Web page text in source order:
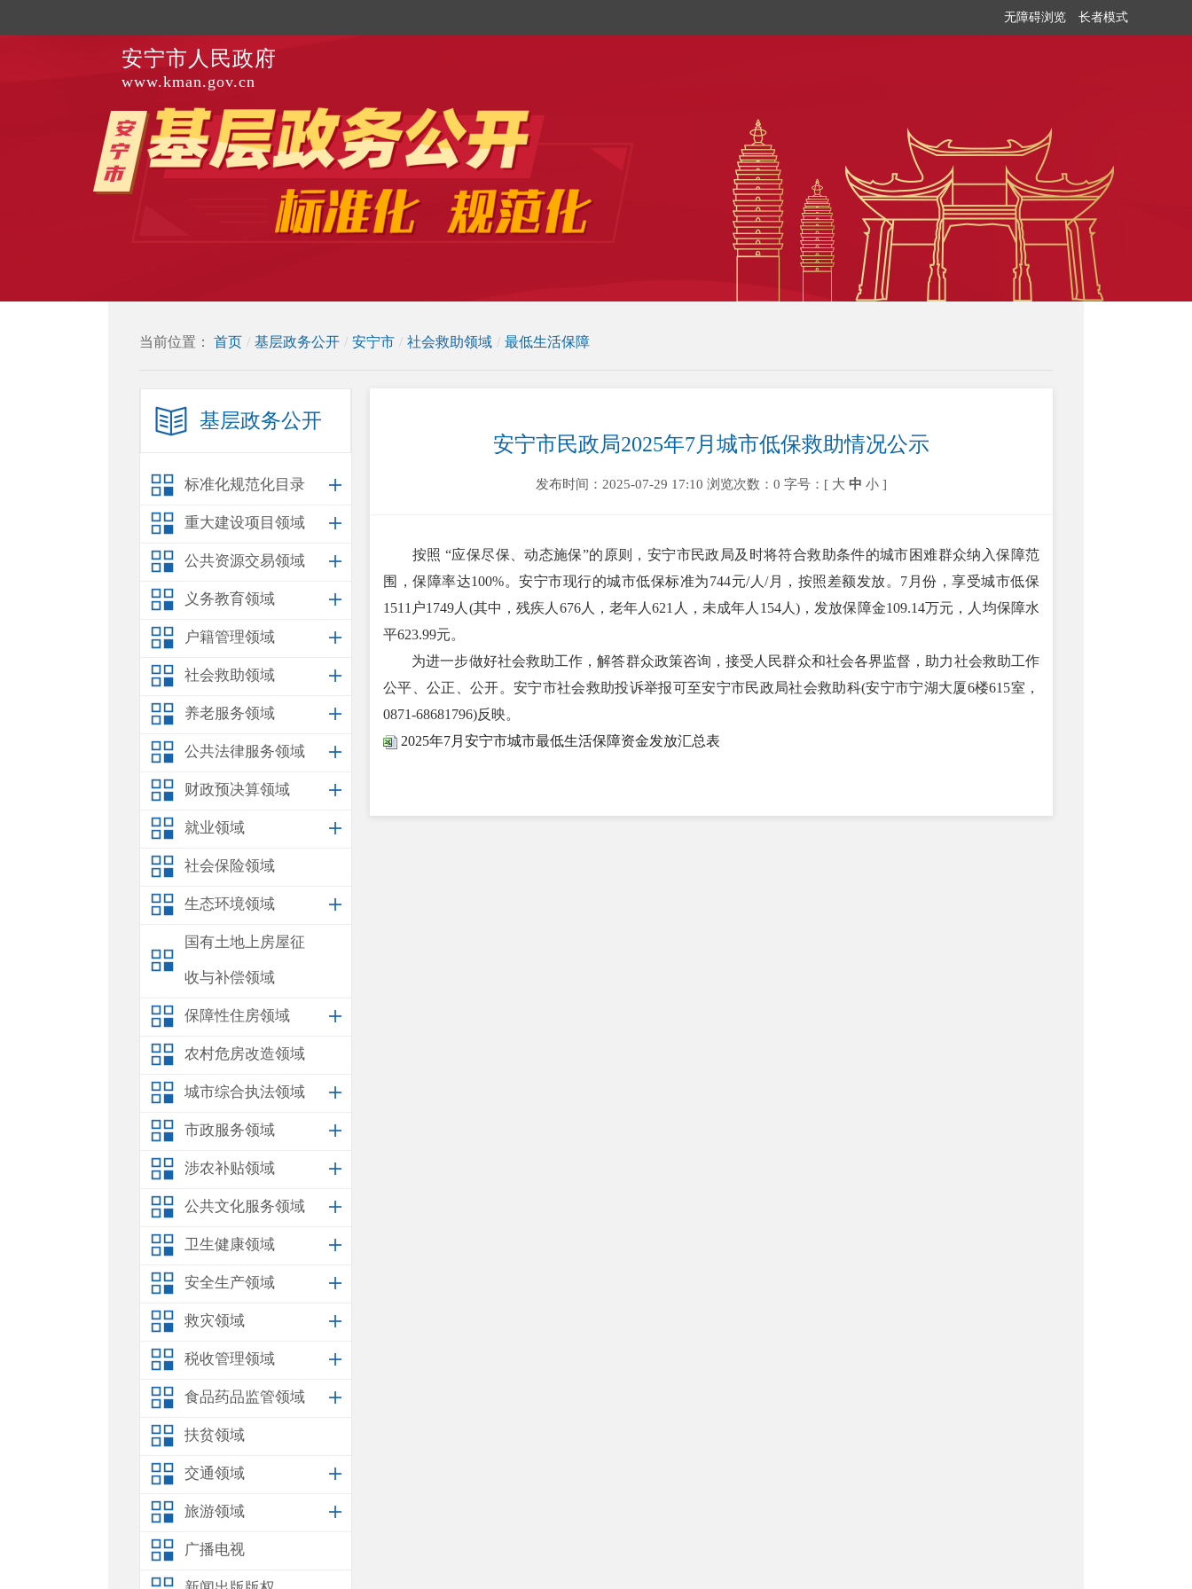
无障碍浏览 长者模式
安宁市人民政府
www.kman.gov.cn
当前位置： 首页 / 基层政务公开 / 安宁市 / 社会救助领域 / 最低生活保障
基层政务公开
标准化规范化目录
重大建设项目领域
公共资源交易领域
义务教育领域
户籍管理领域
社会救助领域
养老服务领域
公共法律服务领域
财政预决算领域
就业领域
社会保险领域
生态环境领域
国有土地上房屋征
收与补偿领域
保障性住房领域
农村危房改造领域
城市综合执法领域
市政服务领域
涉农补贴领域
公共文化服务领域
卫生健康领域
安全生产领域
救灾领域
税收管理领域
食品药品监管领域
扶贫领域
交通领域
旅游领域
广播电视
安宁市民政局2025年7月城市低保救助情况公示
发布时间：2025-07-29 17:10 浏览次数：0 字号：[ 大 中 小 ]
按照 “应保尽保、动态施保”的原则，安宁市民政局及时将符合救助条件的城市困难群众纳入保障范
围，保障率达100%。安宁市现行的城市低保标准为744元/人/月，按照差额发放。7月份，享受城市低保
1511户1749人(其中，残疾人676人，老年人621人，未成年人154人)，发放保障金109.14万元，人均保障水
平623.99元。
为进一步做好社会救助工作，解答群众政策咨询，接受人民群众和社会各界监督，助力社会救助工作
公平、公正、公开。安宁市社会救助投诉举报可至安宁市民政局社会救助科(安宁市宁湖大厦6楼615室，
0871-68681796)反映。
2025年7月安宁市城市最低生活保障资金发放汇总表